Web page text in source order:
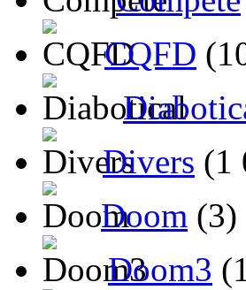
CQFD
Divers (1
Doom (3)
Doom3